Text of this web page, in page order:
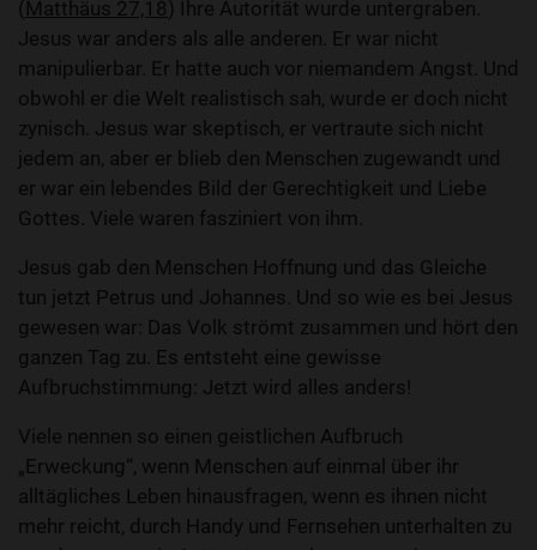
(Matthäus 27,18) Ihre Autorität wurde untergraben.
Jesus war anders als alle anderen. Er war nicht
manipulierbar. Er hatte auch vor niemandem Angst. Und
obwohl er die Welt realistisch sah, wurde er doch nicht
zynisch. Jesus war skeptisch, er vertraute sich nicht
jedem an, aber er blieb den Menschen zugewandt und
er war ein lebendes Bild der Gerechtigkeit und Liebe
Gottes. Viele waren fasziniert von ihm.
Jesus gab den Menschen Hoffnung und das Gleiche
tun jetzt Petrus und Johannes. Und so wie es bei Jesus
gewesen war: Das Volk strömt zusammen und hört den
ganzen Tag zu. Es entsteht eine gewisse
Aufbruchstimmung: Jetzt wird alles anders!
Viele nennen so einen geistlichen Aufbruch
„Erweckung“, wenn Menschen auf einmal über ihr
alltägliches Leben hinausfragen, wenn es ihnen nicht
mehr reicht, durch Handy und Fernsehen unterhalten zu